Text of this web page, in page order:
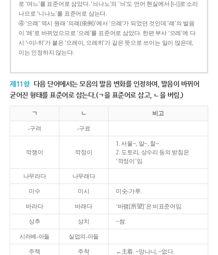
로 ‘여느’를 표준어로 삼았다. ‘늬나노’의 ‘늬’도 언어 현실에서 [니]로 소리
나므로 ‘니나노’를 표준어로 삼는다.
④ ‘으례’ 역시 원래 ‘의례(依例)’에서 ‘으례’가 되었던 것인데 ‘례’의 발음
이 ‘레’로 바뀌었으므로 ‘으레’를 표준어로 삼았다. 한편 부사 ‘으레’에 다
시 ‘-이/-히’가 붙은 ‘으레이, 으레히’가 같은 뜻으로 쓰이는 일이 많은데,
이는 인정하지 않는다.
제11항 다음 단어에서는 모음의 발음 변화를 인정하여, 발음이 바뀌어
굳어진 형태를 표준어로 삼는다.(ㄱ을 표준어로 삼고, ㄴ을 버림.)
ㄱ ㄴ 비고
-구려 -구료
깍쟁이 깍정이
1. 서울~, 알~, 찰~.
2. 도토리, 상수리 등의 받침은
‘깍정이’임.
나무라다 나무래다
미수 미시 미숫-가루.
바라다 바래다 ‘바램[所望]’은 비표준어임.
상추 상치 ~쌈.
시러베-아들 실업의-아들
주책 주착 ←主着. ~망나니, ~없다.